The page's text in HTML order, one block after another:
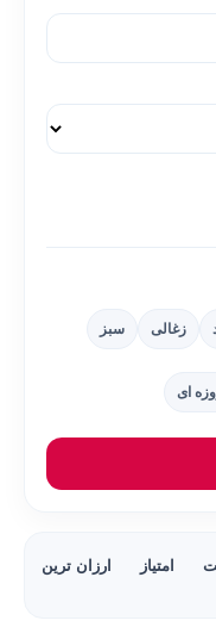
زغالی سبز
ای
امتیاز ارزان ترین